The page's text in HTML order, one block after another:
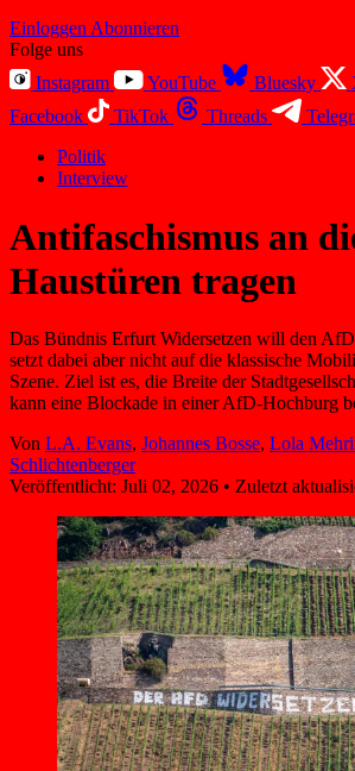
Einloggen Abonnieren
Folge uns
Instagram
YouTube Bluesky
Facebook
TikTok Threads
Politik
Interview
Antifaschismus an
Haustüren tragen
Das Bündnis Erfurt Widersetzen will den
setzt dabei aber nicht auf die klassische
Szene. Ziel ist es, die Breite der
kann eine Blockade in einer AfD-Hochburg
Von L.A. Evans, Johannes Bosse, Lola
Schlichtenberger
Veröffentlicht: Juli 02, 2026 • Zuletzt